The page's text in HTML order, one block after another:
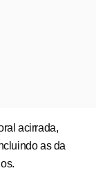
acirrada,
as da